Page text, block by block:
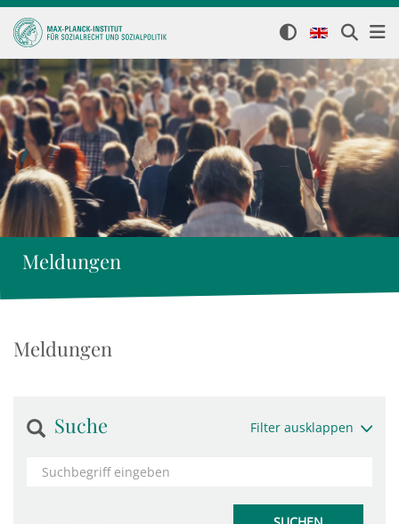
Meldungen
Meldungen
Suche Filter ausklappen